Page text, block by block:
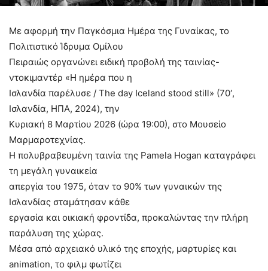
Με αφορμή την Παγκόσμια Ημέρα της Γυναίκας, το
Πολιτιστικό Ίδρυμα Ομίλου
Πειραιώς οργανώνει ειδική προβολή της ταινίας-
ντοκιμαντέρ «Η ημέρα που η
Ισλανδία παρέλυσε / The day Iceland stood still» (70′,
Ισλανδία, ΗΠΑ, 2024), την
Κυριακή 8 Μαρτίου 2026 (ώρα 19:00), στο Μουσείο
Μαρμαροτεχνίας.
Η πολυβραβευμένη ταινία της Pamela Hogan καταγράφει
τη μεγάλη γυναικεία
απεργία του 1975, όταν το 90% των γυναικών της
Ισλανδίας σταμάτησαν κάθε
εργασία και οικιακή φροντίδα, προκαλώντας την πλήρη
παράλυση της χώρας.
Μέσα από αρχειακό υλικό της εποχής, μαρτυρίες και
animation, το φιλμ φωτίζει